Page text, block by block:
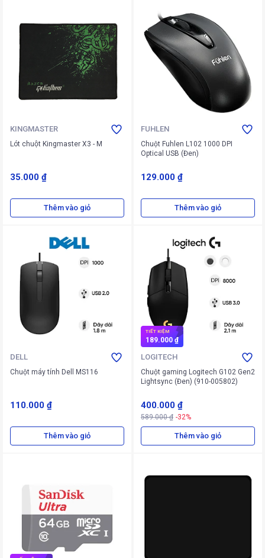
KINGMASTER
Lót chuột Kingmaster X3 - M
35.000 ₫
Thêm vào giỏ
FUHLEN
Chuột Fuhlen L102 1000 DPI
Optical USB (Đen)
129.000 ₫
Thêm vào giỏ
DELL
Chuột máy tính Dell MS116
110.000 ₫
Thêm vào giỏ
TIẾT KIỆM
189.000 ₫
LOGITECH
Chuột gaming Logitech G102 Gen2
Lightsync (Đen) (910-005802)
400.000 ₫
589.000 ₫ -32%
Thêm vào giỏ